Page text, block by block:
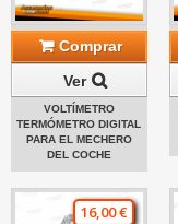
Comprar
Ver
VOLTÍMETRO
TERMÓMETRO DIGITAL
PARA EL MECHERO
DEL COCHE
16,00 €